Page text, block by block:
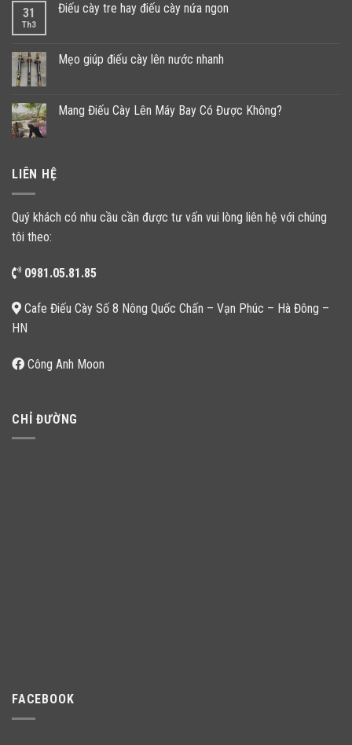
31
Th3
Điếu cày tre hay điếu cày nứa ngon
Mẹo giúp điếu cày lên nước nhanh
Mang Điếu Cày Lên Máy Bay Có Được Không?
LIÊN HỆ
Quý khách có nhu cầu cần được tư vấn vui lòng liên hệ với chúng
tôi theo:
0981.05.81.85
Cafe Điếu Cày Số 8 Nông Quốc Chấn – Vạn Phúc – Hà Đông –
HN
Công Anh Moon
CHỈ ĐƯỜNG
FACEBOOK